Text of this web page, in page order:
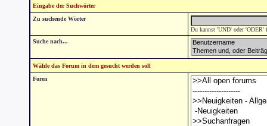
Eingabe der Suchwörter
Zu suchende Wörter
Du kannst 'UND' oder 'ODER'
Suche nach...
Wähle das Forum in dem gesucht werden soll
Foren